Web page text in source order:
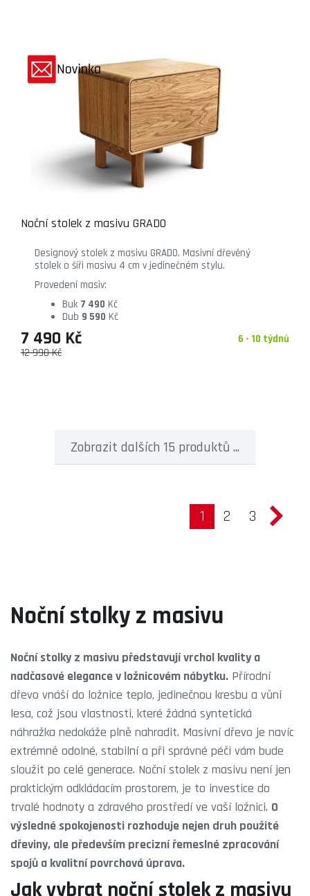
Noční stolek z masivu GRADO
Designový stolek z masivu GRADO. Masivní dřevěný
stolek o šíři masivu 4 cm v jedinečném stylu.
Provedení masiv:
Buk 7 490 Kč
Dub 9 590 Kč
6 - 10 týdnů
12 990 Kč
7 490 Kč
Zobrazit dalších 15 produktů ...
1 2 3
Noční stolky z masivu
Noční stolky z masivu představují vrchol kvality a
nadčasové elegance v ložnicovém nábytku. Přírodní
dřevo vnáší do ložnice teplo, jedinečnou kresbu a vůni
lesa, což jsou vlastnosti, které žádná syntetická
náhražka nedokáže plně nahradit. Masivní dřevo je navíc
extrémně odolné, stabilní a při správné péči vám bude
sloužit po celé generace. Noční stolek z masivu není jen
praktickým odkládacím prostorem, je to investice do
trvalé hodnoty a zdravého prostředí ve vaší ložnici. O
výsledné spokojenosti rozhoduje nejen druh použité
dřeviny, ale především precizní řemeslné zpracování
spojů a kvalitní povrchová úprava.
Jak vybrat noční stolek z masivu